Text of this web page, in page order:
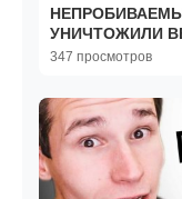
УНИЧТОЖИЛИ
347 просмотров